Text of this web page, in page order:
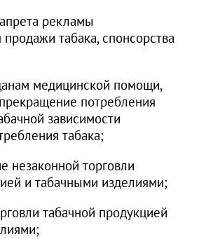
рекламы
табака, спонсорства
медицинской помощи,
потребления
зависимости
табака;
незаконной торговли
и табачными изделиями;
табачной продукцией